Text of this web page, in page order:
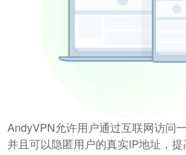
AndyVPN允许用户通过互联网访问
并且可以隐匿用户的真实IP地址，